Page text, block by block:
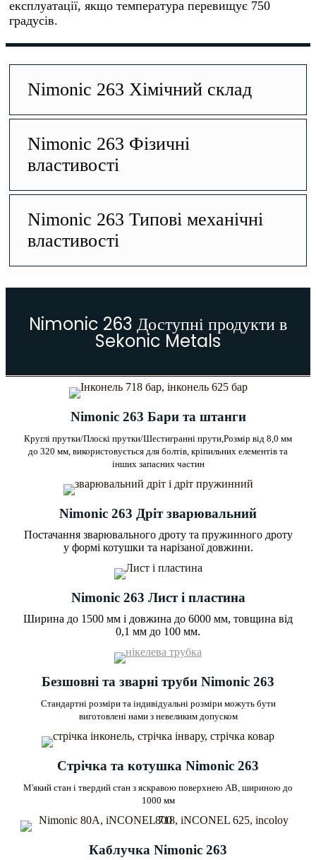
експлуатації, якщо температура перевищує 750
градусів.
Nimonic 263 Хімічний склад
Nimonic 263 Фізичні
властивості
Nimonic 263 Типові механічні
властивості
Nimonic 263 Доступні продукти в
Sekonic Metals
Nimonic 263 Бари та штанги
Круглі прутки/Плоскі прутки/Шестигранні прути, Розмір від 8,0 мм
до 320 мм, використовується для болтів, кріпильних елементів та
інших запасних частин
Nimonic 263 Дріт зварювальний
Постачання зварювального дроту та пружинного дроту
у формі котушки та нарізаної довжини.
Nimonic 263 Лист і пластина
Ширина до 1500 мм і довжина до 6000 мм, товщина від
0,1 мм до 100 мм.
Безшовні та зварні труби Nimonic 263
Стандартні розміри та індивідуальні розміри можуть бути
виготовлені нами з невеликим допуском
Стрічка та котушка Nimonic 263
М'який стан і твердий стан з яскравою поверхнею AB, шириною до
1000 мм
Каблучка Nimonic 263